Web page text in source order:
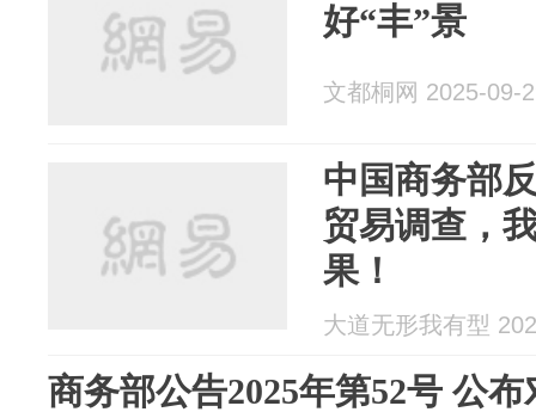
好“丰”景
文都桐网 2025-09-
中国商务部
贸易调查，
果！
大道无形我有型
商务部公告2025年第52号 公